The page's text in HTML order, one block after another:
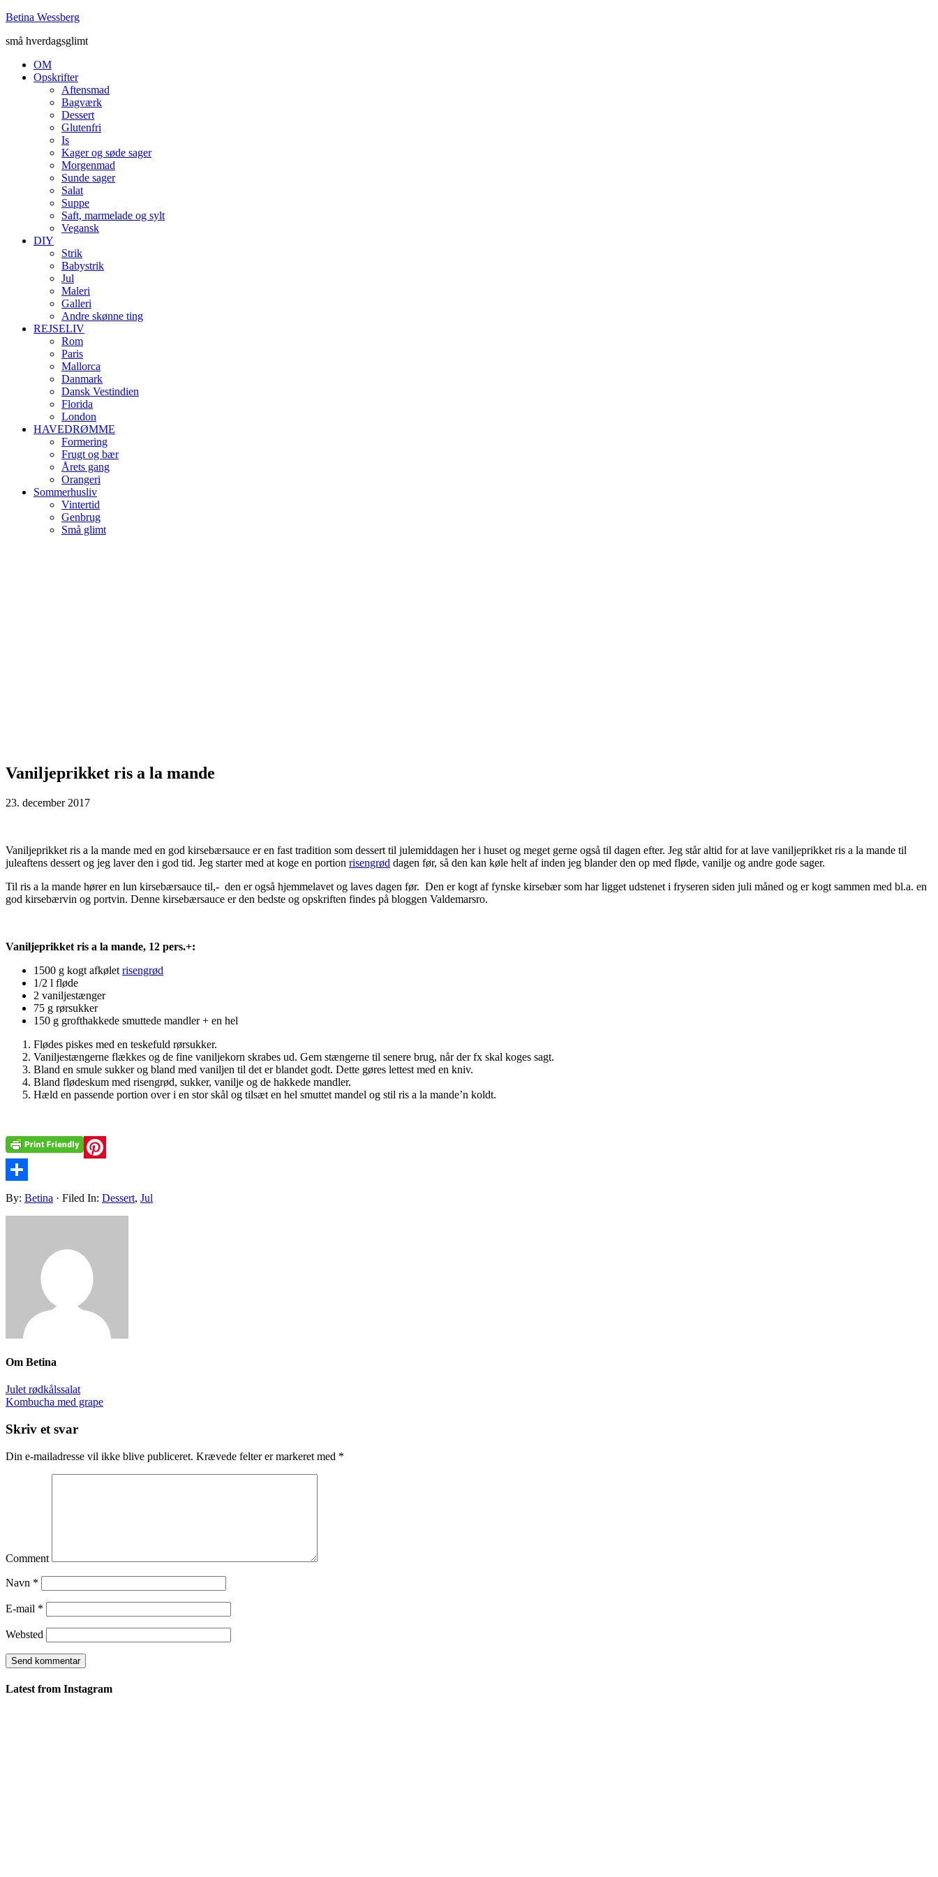
Betina Wessberg
små hverdagsglimt
OM
Opskrifter
Aftensmad
Bagværk
Dessert
Glutenfri
Is
Kager og søde sager
Morgenmad
Sunde sager
Salat
Suppe
Saft, marmelade og sylt
Vegansk
DIY
Strik
Babystrik
Jul
Maleri
Galleri
Andre skønne ting
REJSELIV
Rom
Paris
Mallorca
Danmark
Dansk Vestindien
Florida
London
HAVEDRØMME
Formering
Frugt og bær
Årets gang
Orangeri
Sommerhusliv
Vintertid
Genbrug
Små glimt
Vaniljeprikket ris a la mande
23. december 2017
Vaniljeprikket ris a la mande med en god kirsebærsauce er en fast tradition som dessert til julemiddagen her i huset og meget gerne også til dagen efter. Jeg står altid for at lave vaniljeprikket ris a la mande til
juleaftens dessert og jeg laver den i god tid. Jeg starter med at koge en portion risengrød dagen før, så den kan køle helt af inden jeg blander den op med fløde, vanilje og andre gode sager.
Til ris a la mande hører en lun kirsebærsauce til,- den er også hjemmelavet og laves dagen før. Den er kogt af fynske kirsebær som har ligget udstenet i fryseren siden juli måned og er kogt sammen med bl.a. en
god kirsebærvin og portvin. Denne kirsebærsauce er den bedste og opskriften findes på bloggen Valdemarsro.
Vaniljeprikket ris a la mande, 12 pers.+:
1500 g kogt afkølet risengrød
1/2 l fløde
2 vaniljestænger
75 g rørsukker
150 g grofthakkede smuttede mandler + en hel
Flødes piskes med en teskefuld rørsukker.
Vaniljestængerne flækkes og de fine vaniljekorn skrabes ud. Gem stængerne til senere brug, når der fx skal koges sagt.
Bland en smule sukker og bland med vaniljen til det er blandet godt. Dette gøres lettest med en kniv.
Bland flødeskum med risengrød, sukker, vanilje og de hakkede mandler.
Hæld en passende portion over i en stor skål og tilsæt en hel smuttet mandel og stil ris a la mande’n koldt.
Pinterest
Share
By: Betina · Filed In: Dessert, Jul
Om Betina
Julet rødkålssalat
Kombucha med grape
Skriv et svar
Din e-mailadresse vil ikke blive publiceret. Krævede felter er markeret med *
Comment
Navn *
E-mail *
Websted
Latest from Instagram